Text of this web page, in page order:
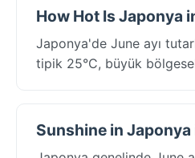
How Hot Is Japonya
Japonya'de June ayı
tipik 25°C, büyük
Sunshine in Japonya